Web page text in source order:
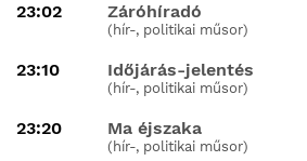
23:02 Záróhíradó
(hír-, politikai műsor)
23:10 Időjárás-jelentés
(hír-, politikai műsor)
23:20 Ma éjszaka
(hír-, politikai műsor)